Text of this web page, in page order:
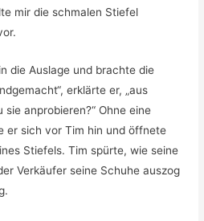
mir die schmalen Stiefel
die Auslage und brachte die
erklärte er, „aus
anprobieren?“ Ohne eine
er sich vor Tim hin und öffnete
Stiefels. Tim spürte, wie seine
Verkäufer seine Schuhe auszog